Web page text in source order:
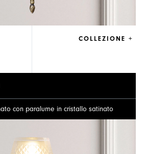
COLLEZIONE +
con paralume in cristallo satinato